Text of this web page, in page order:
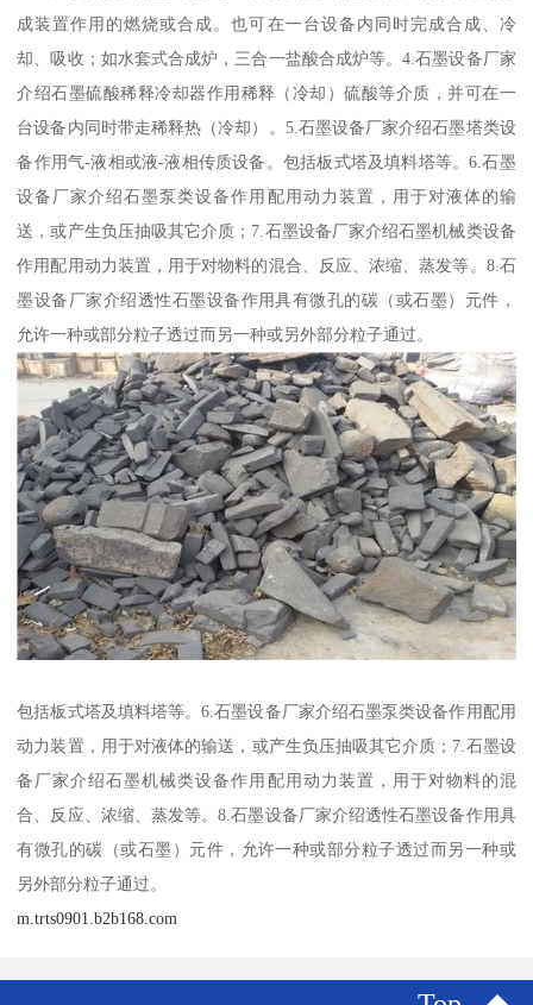
成装置作用的燃烧或合成。也可在一台设备内同时完成合成、冷
却、吸收；如水套式合成炉，三合一盐酸合成炉等。4.石墨设备厂家
介绍石墨硫酸稀释冷却器作用稀释（冷却）硫酸等介质，并可在一
台设备内同时带走稀释热（冷却）。5.石墨设备厂家介绍石墨塔类设
备作用气-液相或液-液相传质设备。包括板式塔及填料塔等。6.石墨
设备厂家介绍石墨泵类设备作用配用动力装置，用于对液体的输
送，或产生负压抽吸其它介质；7.石墨设备厂家介绍石墨机械类设备
作用配用动力装置，用于对物料的混合、反应、浓缩、蒸发等。8.石
墨设备厂家介绍透性石墨设备作用具有微孔的碳（或石墨）元件，
允许一种或部分粒子透过而另一种或另外部分粒子通过。
包括板式塔及填料塔等。6.石墨设备厂家介绍石墨泵类设备作用配用
动力装置，用于对液体的输送，或产生负压抽吸其它介质；7.石墨设
备厂家介绍石墨机械类设备作用配用动力装置，用于对物料的混
合、反应、浓缩、蒸发等。8.石墨设备厂家介绍透性石墨设备作用具
有微孔的碳（或石墨）元件，允许一种或部分粒子透过而另一种或
另外部分粒子通过。
m.trts0901.b2b168.com